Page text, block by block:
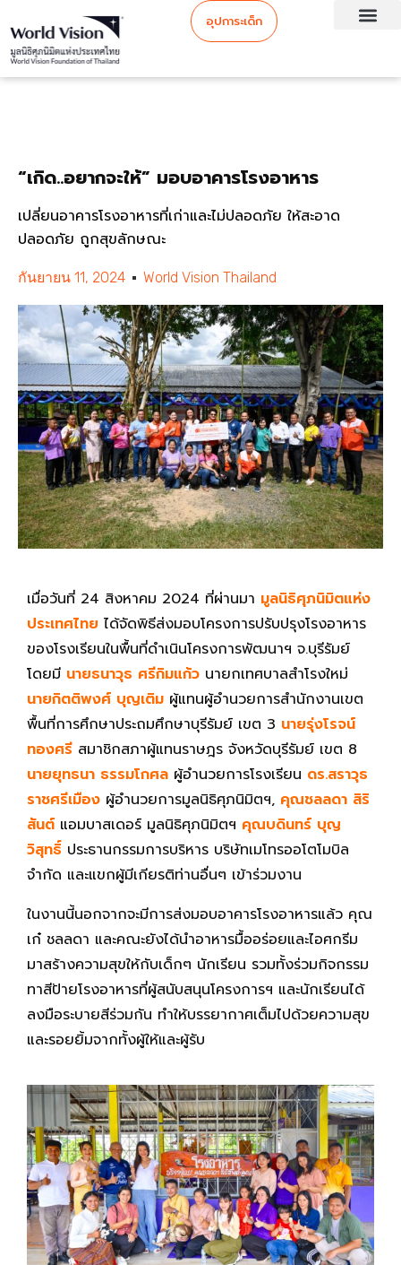
อุปการะเด็ก
“เกิด..อยากจะให้” มอบอาคารโรงอาหาร
เปลี่ยนอาคารโรงอาหารที่เก่าและไม่ปลอดภัย ให้สะอาด
ปลอดภัย ถูกสุขลักษณะ
กันยายน 11, 2024 World Vision Thailand
เมื่อวันที่ 24 สิงหาคม 2024 ที่ผ่านมา มูลนิธิศุภนิมิตแห่ง
ประเทศไทย ได้จัดพิธีส่งมอบโครงการปรับปรุงโรงอาหาร
ของโรงเรียนในพื้นที่ดำเนินโครงการพัฒนาฯ จ.บุรีรัมย์
โดยมี นายธนาวุธ ศรีกิมแก้ว นายกเทศบาลสำโรงใหม่
นายกิตติพงศ์ บุญเติม ผู้แทนผู้อำนวยการสำนักงานเขต
พื้นที่การศึกษาประถมศึกษาบุรีรัมย์ เขต 3 นายรุ่งโรจน์
ทองศรี สมาชิกสภาผู้แทนราษฎร จังหวัดบุรีรัมย์ เขต 8
นายยุทธนา ธรรมโกศล ผู้อำนวยการโรงเรียน ดร.สราวุธ
ราชศรีเมือง ผู้อำนวยการมูลนิธิศุภนิมิตฯ, คุณชลลดา สิริ
สันต์ แอมบาสเดอร์ มูลนิธิศุภนิมิตฯ คุณบดินทร์ บุญ
วิสุทธิ์ ประธานกรรมการบริหาร บริษัทเมโทรออโตโมบิล
จำกัด และแขกผู้มีเกียรติท่านอื่นๆ เข้าร่วมงาน
ในงานนี้นอกจากจะมีการส่งมอบอาคารโรงอาหารแล้ว คุณ
เก๋ ชลลดา และคณะยังได้นำอาหารมื้ออร่อยและไอศกรีม
มาสร้างความสุขให้กับเด็กๆ นักเรียน รวมทั้งร่วมกิจกรรม
ทาสีป้ายโรงอาหารที่ผู้สนับสนุนโครงการฯ และนักเรียนได้
ลงมือระบายสีร่วมกัน ทำให้บรรยากาศเต็มไปด้วยความสุข
และรอยยิ้มจากทั้งผู้ให้และผู้รับ